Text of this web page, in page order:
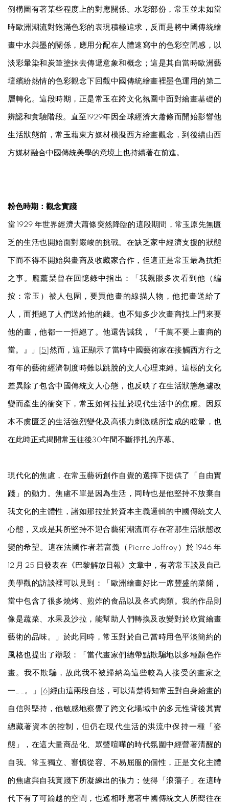
例構圖有著某些程度上的對應關係。水彩部份，常玉並未如當
時歐洲潮流對飽滿色彩的表現積極追求，反而是將中國傳統繪
畫中水與墨的關係，應用分配在人體速寫中的色彩空間感，以
淡彩暈染和炭筆塗抹去傳遞意象和概念；這是其自當時歐洲藝
壇繽紛熱情的色彩觀念下回觀中國傳統繪畫裡墨色運用的第二
層轉化。這段時期，正是常玉在跨文化氛圍中面對繪畫基礎的
辨認和實驗階段。直至1929年因全球經濟大蕭條而開始影響他
生活狀態前，常玉藉東方媒材模擬西方繪畫觀念，到後續由西
方媒材融合中國傳統美學的意境上也持續著在前進。
粉色時期：觀念實踐
當 1929 年世界經濟大蕭條突然降臨的這段期間，常玉原先無匱
乏的生活也開始面對嚴峻的挑戰。在缺乏家中經濟支援的狀態
下而不得不開始與畫商及收藏家合作，但這正是常玉最為抗拒
之事。龐薰琹曾在回憶錄中指出：「我親眼多次看到他（編
按：常玉）被人包圍，要買他畫的線描人物，他把畫送給了
人，而拒絕了人們送給他的錢。也不知多少次畫商找上門來要
他的畫，他都一一拒絕了。他還告誡我，『千萬不要上畫商的
當。』」[ 5 ]然而，這正顯示了當時中國藝術家在接觸西方行之
有年的藝術經濟制度時難以跳脫的文人心理束縛。這樣的文化
差異除了包含中國傳統文人心態，也反映了在生活狀態急遽改
變而產生的衝突下，常玉如何拉扯於現代生活中的焦慮。因原
本不虞匱乏的生活強烈變化及高張力刺激感所造成的眩暈，也
在此時正式揭開常玉往後30年間不斷掙扎的序幕。
現代化的焦慮，在常玉藝術創作自覺的選擇下提供了「自由實
踐」的動力。焦慮不單是因為生活，同時也是他堅持不放棄自
我文化的主體性，諸如那拉扯於資本主義邏輯的中國傳統文人
心態，又或是其所堅持不迎合藝術潮流而存在著那生活狀態改
變的希望。這在法國作者若富義（Pierre Joffroy）於 1946 年
12 月 25 日發表在《巴黎解放日報》文章中，有著常玉談及自己
美學觀的訪談裡可以見到：「歐洲繪畫好比一席豐盛的菜餚，
當中包含了很多燒烤、煎炸的食品以及各式肉類。我的作品則
像是蔬菜、水果及沙拉，能幫助人們轉換及改變對於欣賞繪畫
藝術的品味。」於此同時，常玉對於自己當時用色平淡簡約的
風格也提出了辯駁：「當代畫家們總帶點欺騙地以多種顏色作
畫。我不欺騙，故此我不被歸納為這些較為人接受的畫家之
一……。」[ 6]經由這兩段自述，可以清楚得知常玉對自身繪畫的
自信與堅持，他敏感地察覺了跨文化場域中的多元性背後其實
總藏著資本的控制，但仍在現代生活的洪流中保持一種「姿
態」，在這大量商品化、眾聲喧嘩的時代氛圍中經營著清醒的
自我。常玉獨立、審慎從容、不易屈服的個性，正是文化主體
的焦慮與自我實踐下所凝練出的張力；使得「浪蕩子」在這時
代下有了可踰越的空間，也遙相呼應著中國傳統文人所嚮往在